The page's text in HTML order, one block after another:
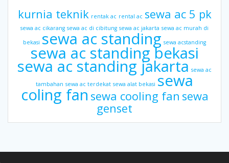
kurnia teknik rentak ac rental ac sewa ac 5 pk
sewa ac cikarang sewa ac di cibitung sewa ac jakarta sewa ac murah di
bekasi sewa ac standing sewa acstanding
sewa ac standing bekasi
sewa ac standing jakarta sewa ac
tambahan sewa ac terdekat sewa alat bekasi sewa
coling fan sewa cooling fan sewa
genset